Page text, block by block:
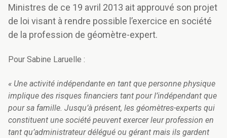
Ministres de ce 19 avril 2013 ait approuvé son projet
de loi visant à rendre possible l’exercice en société
de la profession de géomètre-expert.
Pour Sabine Laruelle :
« Une activité indépendante en tant que personne physique
implique des risques financiers tant pour l’indépendant que
pour sa famille. Jusqu’à présent, les géomètres-experts qui
constituent une société peuvent exercer leur profession en
tant qu’administrateur délégué ou gérant mais ils gardent